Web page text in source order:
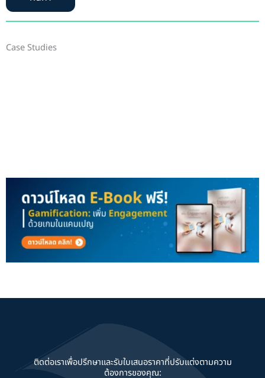
Case Studies
ติดต่อเราเพื่อปรึกษาและรับใบเสนอราคาที่ปรับแต่งตามความ
ต้องการของคุณ: